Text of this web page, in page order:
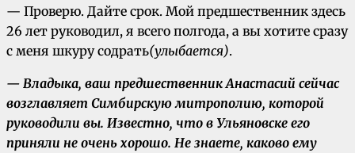
— Проверю. Дайте срок. Мой предшественник здесь
26 лет руководил, я всего полгода, а вы хотите сразу
с меня шкуру содрать(улыбается).
— Владыка, ваш предшественник Анастасий сейчас
возглавляет Симбирскую митрополию, которой
руководили вы. Известно, что в Ульяновске его
приняли не очень хорошо. Не знаете, каково ему